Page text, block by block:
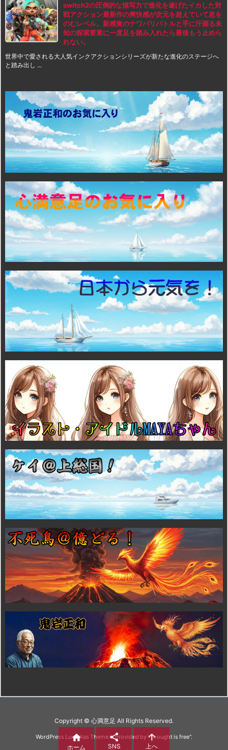
switch2の圧倒的な描写力で進化を遂げたイカした対
戦アクション最新作の爽快感が次元を超えていて息を
のむレベル。新感覚のナワバリバトルと手に汗握る未
知の探索要素に一度足を踏み入れたら最後もう止めら
れない。
世界中で愛される大人気インクアクションシリーズが新たな進化のステージへ
と踏み出し ...
Copyright © 心満意足 All Rights Reserved.
WordPress Luxeritas Theme is provided by "Thought is free".

ホーム

SNS

上へ